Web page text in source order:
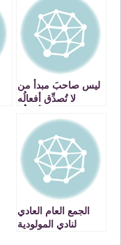
ليس صاحبَ مبدأ من
لا تُصدِّق أفعالُه
الجمع العام العادي
لنادي المولودية